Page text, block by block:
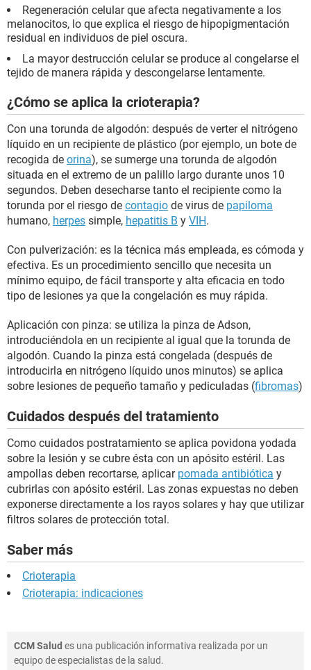
Regeneración celular que afecta negativamente a los
melanocitos, lo que explica el riesgo de hipopigmentación
residual en individuos de piel oscura.
La mayor destrucción celular se produce al congelarse el
tejido de manera rápida y descongelarse lentamente.
¿Cómo se aplica la crioterapia?
Con una torunda de algodón: después de verter el nitrógeno
líquido en un recipiente de plástico (por ejemplo, un bote de
recogida de orina), se sumerge una torunda de algodón
situada en el extremo de un palillo largo durante unos 10
segundos. Deben desecharse tanto el recipiente como la
torunda por el riesgo de contagio de virus de papiloma
humano, herpes simple, hepatitis B y VIH.
Con pulverización: es la técnica más empleada, es cómoda y
efectiva. Es un procedimiento sencillo que necesita un
mínimo equipo, de fácil transporte y alta eficacia en todo
tipo de lesiones ya que la congelación es muy rápida.
Aplicación con pinza: se utiliza la pinza de Adson,
introduciéndola en un recipiente al igual que la torunda de
algodón. Cuando la pinza está congelada (después de
introducirla en nitrógeno líquido unos minutos) se aplica
sobre lesiones de pequeño tamaño y pediculadas (fibromas)
Cuidados después del tratamiento
Como cuidados postratamiento se aplica povidona yodada
sobre la lesión y se cubre ésta con un apósito estéril. Las
ampollas deben recortarse, aplicar pomada antibiótica y
cubrirlas con apósito estéril. Las zonas expuestas no deben
exponerse directamente a los rayos solares y hay que utilizar
filtros solares de protección total.
Saber más
Crioterapia
Crioterapia: indicaciones
CCM Salud es una publicación informativa realizada por un
equipo de especialistas de la salud.